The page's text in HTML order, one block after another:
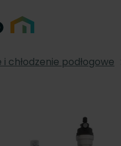
chłodzenie podłogowe